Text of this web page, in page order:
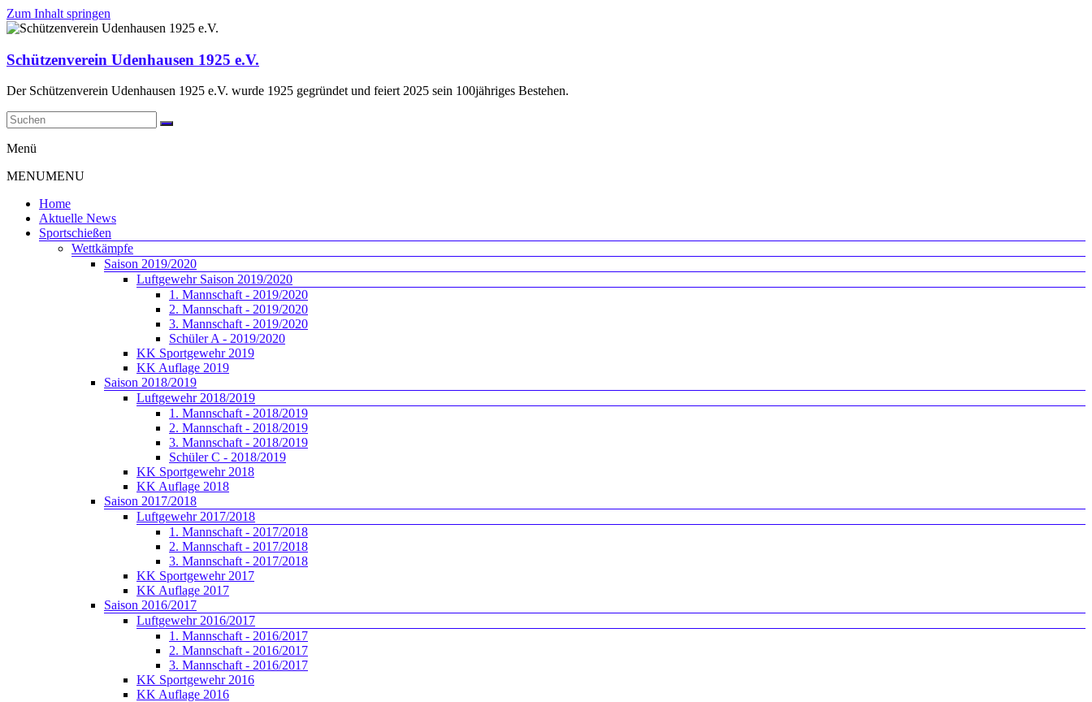
Zum Inhalt springen
Schützenverein Udenhausen 1925 e.V.
Der Schützenverein Udenhausen 1925 e.V. wurde 1925 gegründet und feiert 2025 sein 100jähriges Bestehen.
Menü
MENUMENU
Home
Aktuelle News
Sportschießen
Wettkämpfe
Saison 2019/2020
Luftgewehr Saison 2019/2020
1. Mannschaft - 2019/2020
2. Mannschaft - 2019/2020
3. Mannschaft - 2019/2020
Schüler A - 2019/2020
KK Sportgewehr 2019
KK Auflage 2019
Saison 2018/2019
Luftgewehr 2018/2019
1. Mannschaft - 2018/2019
2. Mannschaft - 2018/2019
3. Mannschaft - 2018/2019
Schüler C - 2018/2019
KK Sportgewehr 2018
KK Auflage 2018
Saison 2017/2018
Luftgewehr 2017/2018
1. Mannschaft - 2017/2018
2. Mannschaft - 2017/2018
3. Mannschaft - 2017/2018
KK Sportgewehr 2017
KK Auflage 2017
Saison 2016/2017
Luftgewehr 2016/2017
1. Mannschaft - 2016/2017
2. Mannschaft - 2016/2017
3. Mannschaft - 2016/2017
KK Sportgewehr 2016
KK Auflage 2016